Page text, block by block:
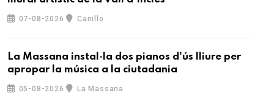
07-08-2026 Canillo
La Massana instal·la dos pianos d'ús lliure per
apropar la música a la ciutadania
05-08-2026 La Massana